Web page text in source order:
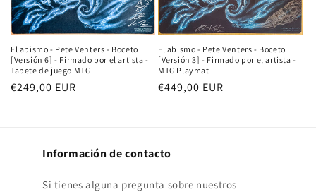
El abismo - Pete Venters - Boceto
[Versión 6] - Firmado por el artista -
Tapete de juego MTG
Precio
€249,00 EUR
El abismo - Pete Venters - Boceto
[Versión 3] - Firmado por el artista -
MTG Playmat
Precio
€449,00 EUR
Información de contacto
Si tienes alguna pregunta sobre nuestros